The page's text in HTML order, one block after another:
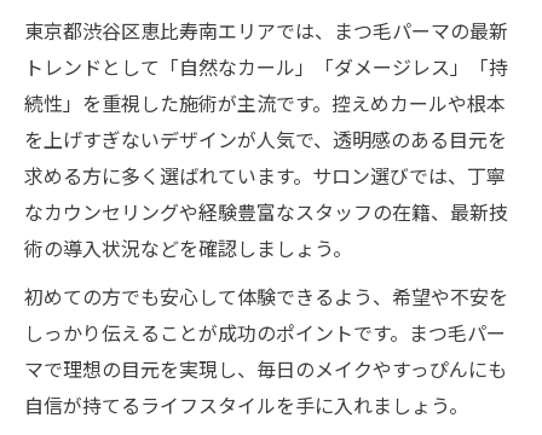
東京都渋谷区恵比寿南エリアでは、まつ毛パーマの最新
トレンドとして「自然なカール」「ダメージレス」「持
続性」を重視した施術が主流です。控えめカールや根本
を上げすぎないデザインが人気で、透明感のある目元を
求める方に多く選ばれています。サロン選びでは、丁寧
なカウンセリングや経験豊富なスタッフの在籍、最新技
術の導入状況などを確認しましょう。
初めての方でも安心して体験できるよう、希望や不安を
しっかり伝えることが成功のポイントです。まつ毛パー
マで理想の目元を実現し、毎日のメイクやすっぴんにも
自信が持てるライフスタイルを手に入れましょう。